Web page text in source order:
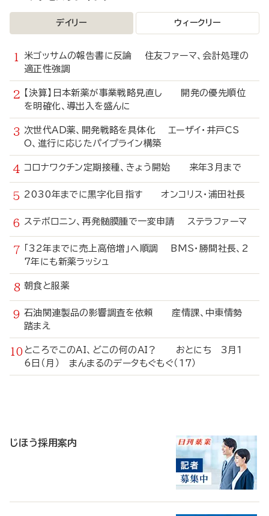
デイリー ウィークリー
米ゴッサムの報告書に反論 住友ファーマ、会計処理の
適正性強調
【決算】日本新薬が事業戦略見直し 開発の優先順位
を明確化、導出入を盛んに
次世代AD薬、開発戦略を具体化 エーザイ・井戸CS
O、進行に応じたパイプライン構築
コロナワクチン定期接種、きょう開始 来年3月まで
2030年までに黒字化目指す オンコリス・浦田社長
ステボロニン、再発髄膜腫で一変申請 ステラファーマ
「32年までに売上高倍増」へ順調 BMS・勝間社長、2
7年にも新薬ラッシュ
朝食と服薬
石油関連製品の影響調査を依頼 産情課、中東情勢
踏まえ
ところでこのAI、どこの何のAI？ おとにち 3月1
6日（月） まんまるのデータもぐもぐ（17）
じほう採用案内